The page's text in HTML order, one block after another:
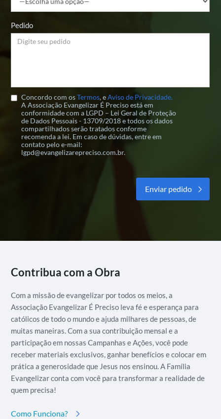
Pedido
Concordo com osTermos, eAviso de Privacidade.
A Associação Evangelizar É Preciso está em
conformidade com a LGPD – Lei Geral de Proteção
de Dados Pessoais - 13709/2018 e todos os dados
compartilhados serão tratados conforme
recomenda a lei. Em caso de dúvidas, entre em
contato pelo e-mail:
lgpd@evangelizarepreciso.com.br.
Contribua com a Obra
Com a missão de evangelizar por todos os meios, a
Associação Evangelizar É Preciso leva fé e esperança para
católicos de todo o mundo e ajuda milhares de pessoas, de
muitas maneiras. Com a sua contribuição mensal e a
participação em nossas Campanhas e Ações, você pode
receber materiais exclusivos, ganhar benefícios e colocar em
prática a generosidade que Jesus nos ensinou. A Família
Evangelizar conta com você para transformar a realidade de
quem precisa!
Como Funciona?